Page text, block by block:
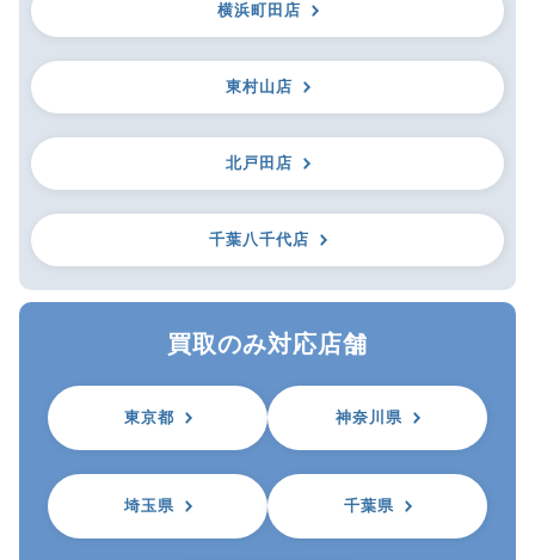
横浜町田店
東村山店
北戸田店
千葉八千代店
買取のみ対応店舗
東京都 神奈川県
埼玉県 千葉県